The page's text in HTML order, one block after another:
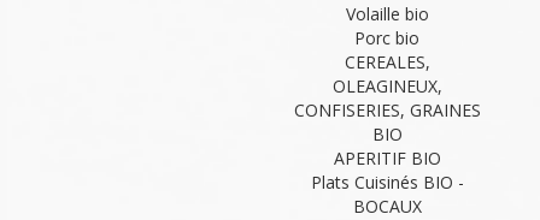
Volaille bio
Porc bio
CEREALES,
OLEAGINEUX,
CONFISERIES, GRAINES
BIO
APERITIF BIO
Plats Cuisinés BIO -
BOCAUX